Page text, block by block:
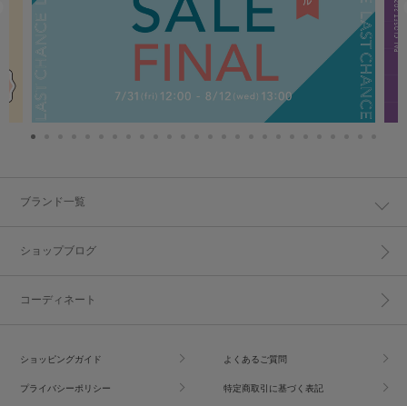
ブランド一覧
ショップブログ
コーディネート
ショッピングガイド よくあるご質問
プライバシーポリシー 特定商取引に基づく表記